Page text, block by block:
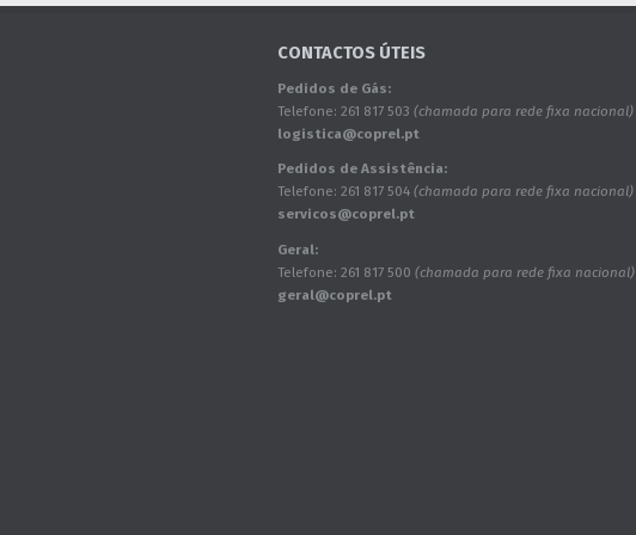
CONTACTOS ÚTEIS
Pedidos de Gás:
Telefone: 261 817 503 (chamada para rede fixa nacional)
logistica@coprel.pt
Pedidos de Assistência:
Telefone: 261 817 504 (chamada para rede fixa nacional)
servicos@coprel.pt
Geral:
Telefone: 261 817 500 (chamada para rede fixa nacional)
geral@coprel.pt